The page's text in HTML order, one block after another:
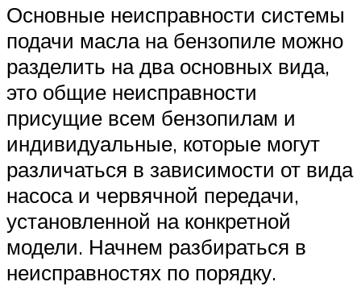
Основные неисправности системы
подачи масла на бензопиле можно
разделить на два основных вида,
это общие неисправности
присущие всем бензопилам и
индивидуальные, которые могут
различаться в зависимости от вида
насоса и червячной передачи,
установленной на конкретной
модели. Начнем разбираться в
неисправностях по порядку.